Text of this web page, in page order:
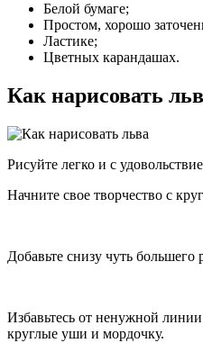
Белой бумаге;
Простом, хорошо
Ластике;
Цветных карандашах.
Как нарисовать
Рисуйте легко и с
Начните свое творчество с
Добавьте снизу чуть большего
Избавьтесь от ненужной
круглые уши и мордочку.